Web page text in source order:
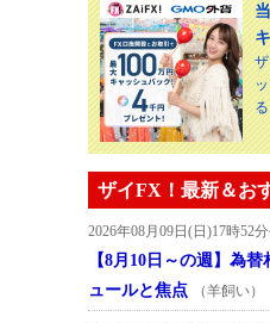
る
ザイFX！最新＆お
2026年08月09日(日)17時52
【8月10日～の週】為
ュールと焦点
（羊飼い）